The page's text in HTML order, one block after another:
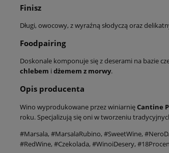
Finisz
Długi, owocowy, z wyraźną słodyczą oraz
Foodpairing
Doskonale komponuje się z deserami na bazie
chlebem i dżemem z morwy.
Opis producenta
Wino wyprodukowane przez winiarnięCantine
roku. Specjalizują się oni w tworzeniu
#Marsala, #MarsalaRubino, #SweetWine,
#RedWine, #Czekolada, #WinoiDesery,